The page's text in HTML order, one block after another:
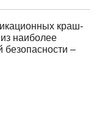
краш-
наиболее
–